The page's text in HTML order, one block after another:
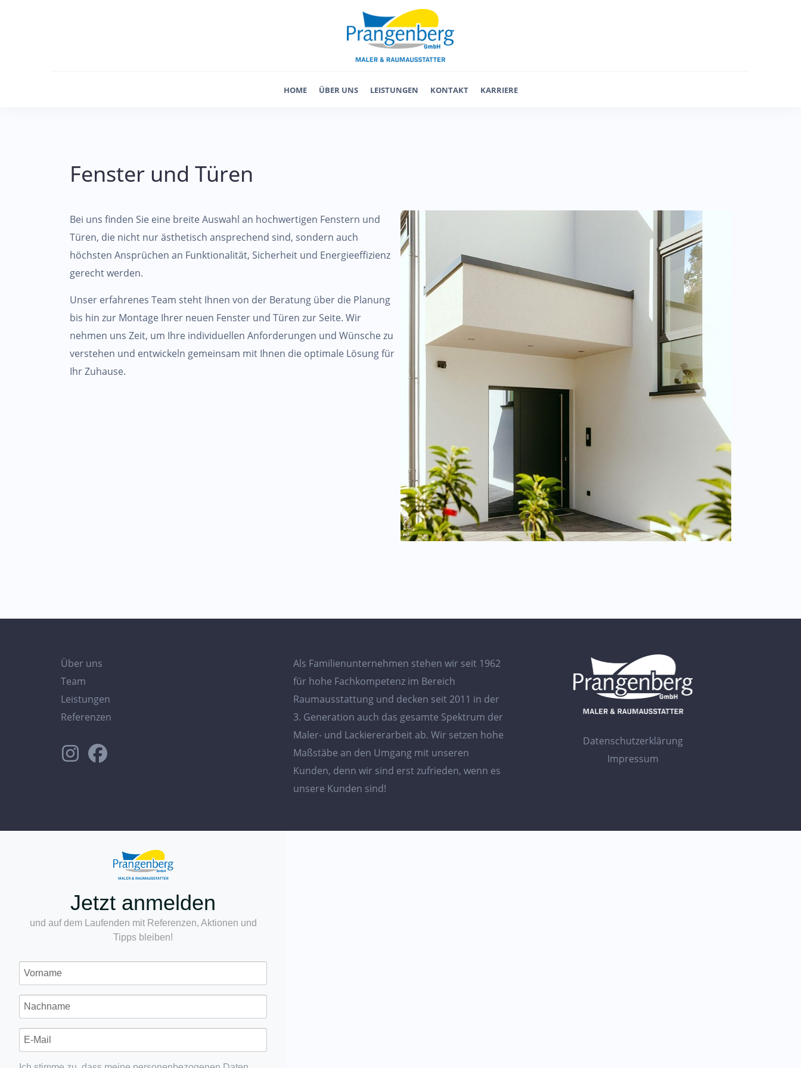
HOME ÜBER UNS LEISTUNGEN KONTAKT KARRIERE
Fenster und Türen
Bei uns finden Sie eine breite Auswahl an hochwertigen Fenstern und
Türen, die nicht nur ästhetisch ansprechend sind, sondern auch
höchsten Ansprüchen an Funktionalität, Sicherheit und Energieeffizienz
gerecht werden.
Unser erfahrenes Team steht Ihnen von der Beratung über die Planung
bis hin zur Montage Ihrer neuen Fenster und Türen zur Seite. Wir
nehmen uns Zeit, um Ihre individuellen Anforderungen und Wünsche zu
verstehen und entwickeln gemeinsam mit Ihnen die optimale Lösung für
Ihr Zuhause.
Über uns
Team
Leistungen
Referenzen
Als Familienunternehmen stehen wir seit 1962
für hohe Fachkompetenz im Bereich
Raumausstattung und decken seit 2011 in der
3. Generation auch das gesamte Spektrum der
Maler- und Lackiererarbeit ab. Wir setzen hohe
Maßstäbe an den Umgang mit unseren
Kunden, denn wir sind erst zufrieden, wenn es
unsere Kunden sind!
Datenschutzerklärung
Impressum
Jetzt anmelden
und auf dem Laufenden mit Referenzen, Aktionen und
Tipps bleiben!